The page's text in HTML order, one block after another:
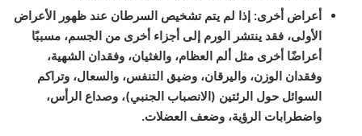
أعراض أخرى: إذا لم يتم تشخيص السرطان عند ظهور الأعراض
الأولى، فقد ينتشر الورم إلى أجزاء أخرى من الجسم، مسببًا
أعراضًا أخرى مثل ألم العظام، والغثيان، وفقدان الشهية،
وفقدان الوزن، واليرقان، وضيق التنفس، والسعال، وتراكم
السوائل حول الرئتين (الانصباب الجنبي)، وصداع الرأس،
واضطرابات الرؤية، وضعف العضلات.